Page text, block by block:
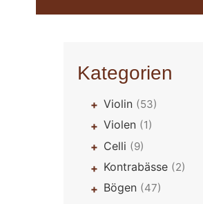
Kategorien
+ Violin (53)
+ Violen (1)
+ Celli (9)
+ Kontrabässe (2)
+ Bögen (47)